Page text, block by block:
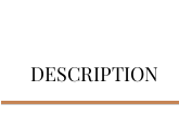
DESCRIPTION